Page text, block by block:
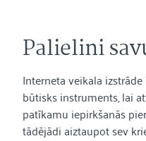
Palielini
Interneta veikala
būtisks instruments, lai
patīkamu iepirkšanās
tādējādi aiztaupot sev